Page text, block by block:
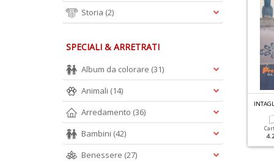
MARGHERITA N.1 PUNTI A GIORNO N.4
Storia (2)
SPECIALI & ARRETRATI
Album da colorare (31)
Animali (14)
Arredamento (36)
Bambini (42)
Benessere (27)